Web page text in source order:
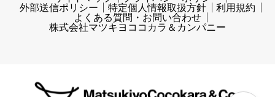
外部送信ポリシー
特定個人情報取扱方針
利用規約
よくある質問・お問い合わせ
株式会社マツキヨココカラ＆カンパニー